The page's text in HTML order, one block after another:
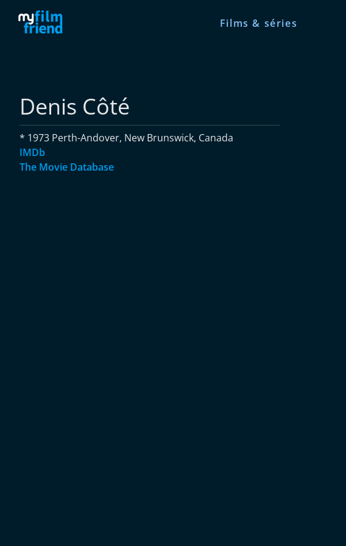
Films & séries
Denis Côté
* 1973 Perth-Andover, New Brunswick, Canada
IMDb
The Movie Database